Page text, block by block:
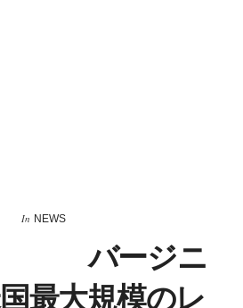
In NEWS
バージニ
最大規模のレ